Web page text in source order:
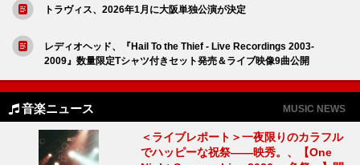
トラヴィス、2026年1月に大阪単独公演が決定
レディオヘッド、『Hail To the Thief - Live Recordings 2003-
2009』数量限定Tシャツ付きセット発売＆ライブ映像9曲公開
音楽ニュース MUSIC NEWS
＜ライブレポート＞一夜限りのカラフル
でハッピーな祝祭――映秀。、【One